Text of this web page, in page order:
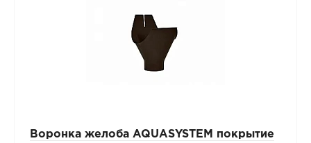
Воронка желоба AQUASYSTEM покрытие